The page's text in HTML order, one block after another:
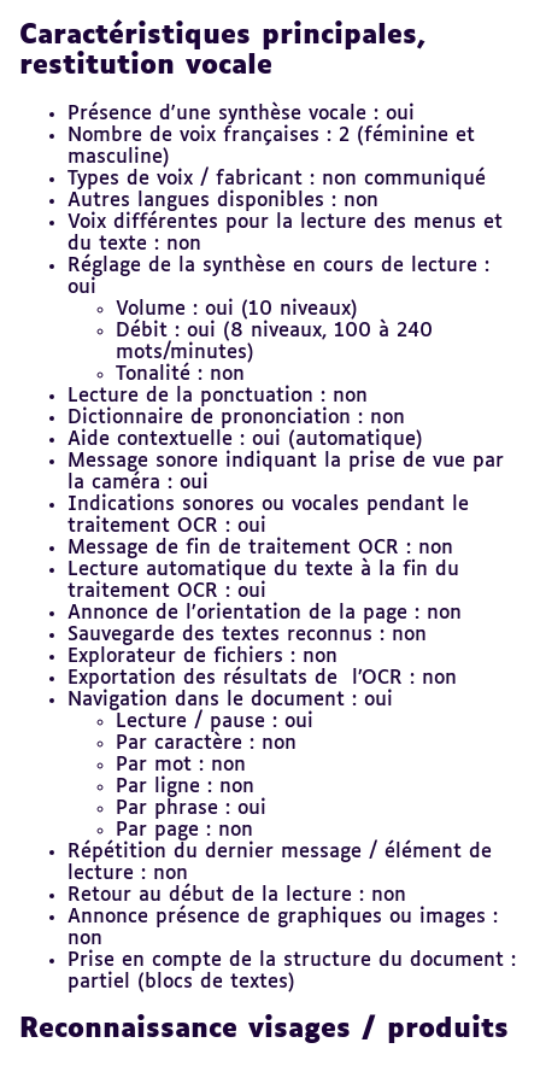
Caractéristiques principales,
restitution vocale
Présence d'une synthèse vocale : oui
Nombre de voix françaises : 2 (féminine et
masculine)
Types de voix / fabricant : non communiqué
Autres langues disponibles : non
Voix différentes pour la lecture des menus et
du texte : non
Réglage de la synthèse en cours de lecture :
oui
Volume : oui (10 niveaux)
Débit : oui (8 niveaux, 100 à 240
mots/minutes)
Tonalité : non
Lecture de la ponctuation : non
Dictionnaire de prononciation : non
Aide contextuelle : oui (automatique)
Message sonore indiquant la prise de vue par
la caméra : oui
Indications sonores ou vocales pendant le
traitement OCR : oui
Message de fin de traitement OCR : non
Lecture automatique du texte à la fin du
traitement OCR : oui
Annonce de l’orientation de la page : non
Sauvegarde des textes reconnus : non
Explorateur de fichiers : non
Exportation des résultats de l’OCR : non
Navigation dans le document : oui
Lecture / pause : oui
Par caractère : non
Par mot : non
Par ligne : non
Par phrase : oui
Par page : non
Répétition du dernier message / élément de
lecture : non
Retour au début de la lecture : non
Annonce présence de graphiques ou images :
non
Prise en compte de la structure du document :
partiel (blocs de textes)
Reconnaissance visages / produits